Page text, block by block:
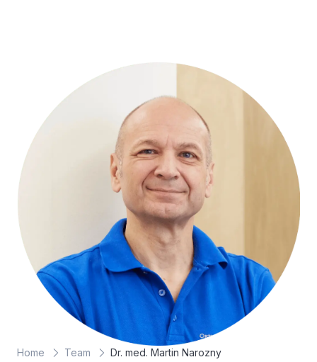
Home Team Dr. med. Martin Narozny